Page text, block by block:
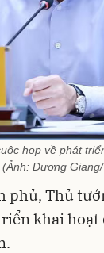
họp về phát
Dương
phủ, Thủ
khai hoạt